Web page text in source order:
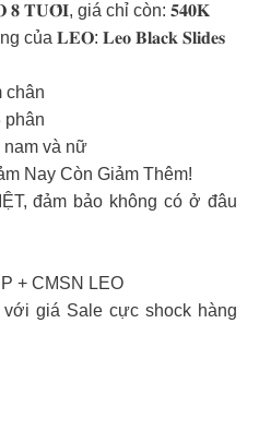
𝐓𝐔𝐎̂̉𝐈, giá chỉ còn: 𝟓𝟒𝟎𝐊
của 𝐋𝐄𝐎: 𝐋𝐞𝐨 𝐁𝐥𝐚𝐜𝐤 𝐒𝐥𝐢𝐝𝐞𝐬
chân
phân
nam và nữ
Nay Còn Giảm Thêm!
đảm bảo không có ở đâu
+ CMSN LEO
giá Sale cực shock hàng